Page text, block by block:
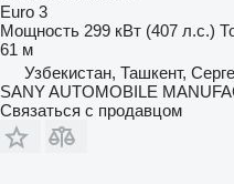
Euro 3
Мощность 299 кВт (407 л.с.)
61 м
Узбекистан, Ташкент,
SANY AUTOMOBILE
Связаться с продавцом